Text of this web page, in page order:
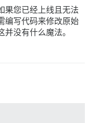
果您已经上线且无法
编写代码来修改原始
没有什么魔法。